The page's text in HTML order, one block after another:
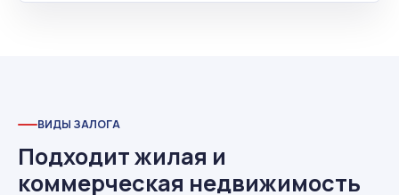
ВИДЫ ЗАЛОГА
Подходит жилая и
коммерческая недвижимость